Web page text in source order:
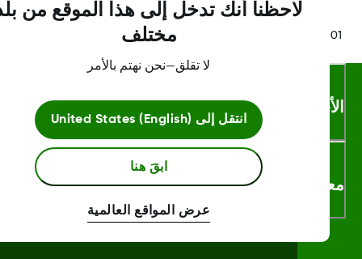
LBL016375
والشروط
اكثر
لاحظنا أنك تدخل إلى هذا الموقع من بلد
مختلف
لا تقلق—نحن نهتم بالأمر
انتقل إلى United States (English)
ابقَ هنا
عرض المواقع العالمية